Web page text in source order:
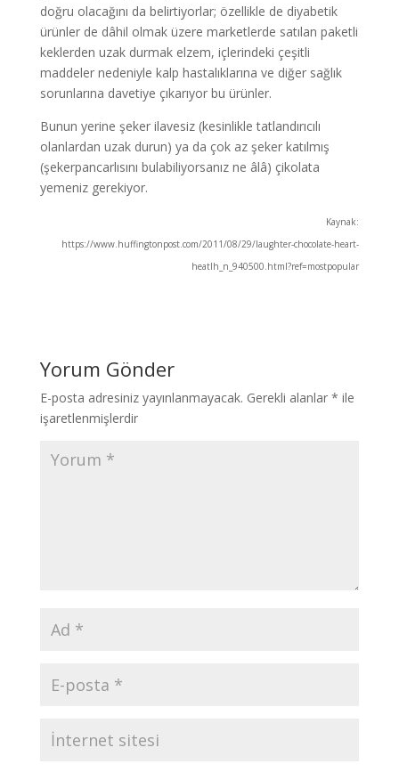
doğru olacağını da belirtiyorlar; özellikle de diyabetik
ürünler de dâhil olmak üzere marketlerde satılan paketli
keklerden uzak durmak elzem, içlerindeki çeşitli
maddeler nedeniyle kalp hastalıklarına ve diğer sağlık
sorunlarına davetiye çıkarıyor bu ürünler.
Bunun yerine şeker ilavesiz (kesinlikle tatlandırıcılı
olanlardan uzak durun) ya da çok az şeker katılmış
(şekerpancarlısını bulabiliyorsanız ne âlâ) çikolata
yemeniz gerekiyor.
Kaynak:
https://www.huffingtonpost.com/2011/08/29/laughter-chocolate-heart-
heatlh_n_940500.html?ref=mostpopular
Yorum Gönder
E-posta adresiniz yayınlanmayacak. Gerekli alanlar * ile
işaretlenmişlerdir